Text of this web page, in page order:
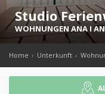
Studio
WOHNUNGEN ANA I
Home Unterkunft